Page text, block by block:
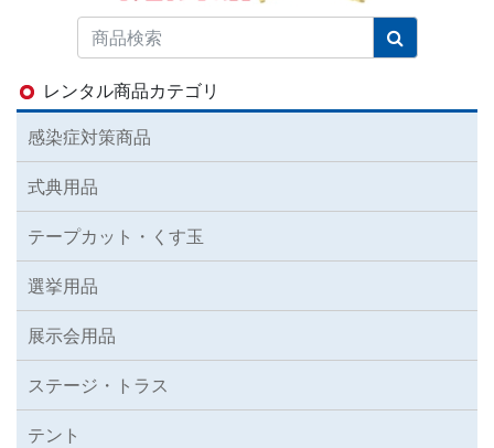
レンタル商品カテゴリ
感染症対策商品
式典用品
テープカット・くす玉
選挙用品
展示会用品
ステージ・トラス
テント